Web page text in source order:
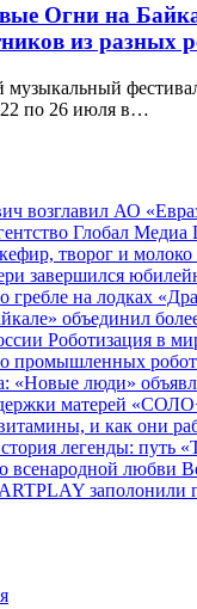
Огни на
из разных
22 по 26 июля в…
возглавил АО
Глобал Медиа
творог и молоко
завершился
гребле на лодках
объединил
Роботизация в
промышленных
«Новые люди»
матерей
и как они
легенды: путь
всенародной любви
ARTPLAY заполонили